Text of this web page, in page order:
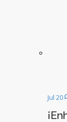
Jul 20